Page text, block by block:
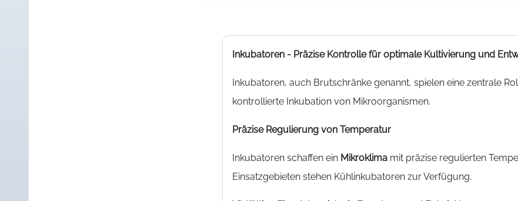
Inkubatoren - Präzise Kontrolle für optimale Kultivierung und
Inkubatoren, auch Brutschränke genannt, spielen eine zentrale
kontrollierte Inkubation von Mikroorganismen.
Präzise Regulierung von Temperatur
Inkubatoren schaffen ein Mikroklima mit präzise regulierten
Einsatzgebieten stehen Kühlinkubatoren zur Verfügung.